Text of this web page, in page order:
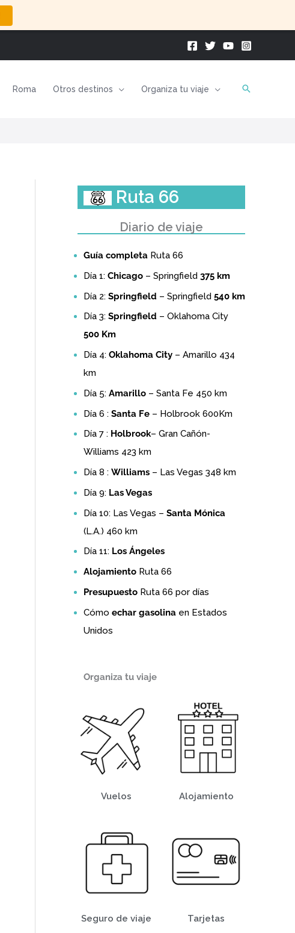
Roma Otros destinos Organiza tu viaje
Ruta 66
Diario de viaje
Guía completa Ruta 66
Día 1: Chicago – Springfield 375 km
Día 2: Springfield – Springfield 540 km
Día 3: Springfield – Oklahoma City
500 Km
Día 4: Oklahoma City – Amarillo 434
km
Día 5: Amarillo – Santa Fe 450 km
Día 6 : Santa Fe – Holbrook 600Km
Día 7 : Holbrook– Gran Cañón-
Williams 423 km
Día 8 : Williams – Las Vegas 348 km
Día 9: Las Vegas
Día 10: Las Vegas – Santa Mónica
(L.A.) 460 km
Día 11: Los Ángeles
Alojamiento Ruta 66
Presupuesto Ruta 66 por días
Cómo echar gasolina en Estados
Unidos
Organiza tu viaje
Vuelos
Seguro de viaje
Alojamiento
Tarjetas